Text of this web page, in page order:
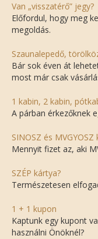
Van „visszatérő” jegy?
Előfordul, hogy meg
megoldás.
Szaunalepedő,
Bár sok éven át
most már csak
1 kabin, 2 kabin,
A párban érkezőknek
SINOSZ és
Mennyit fizet az, aki
SZÉP kártya?
Természetesen
1 + 1 kupon
Kaptunk egy kupont
használni Önöknél?